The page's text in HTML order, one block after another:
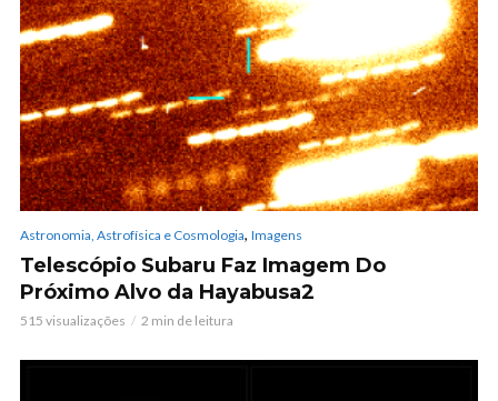
Astronomia, Astrofísica e Cosmologia, Imagens
Telescópio Subaru Faz Imagem Do
Próximo Alvo da Hayabusa2
515 visualizações 2 min de leitura